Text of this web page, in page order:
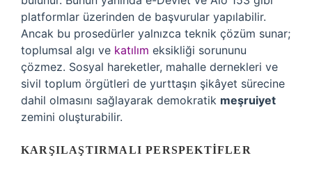
platformlar üzerinden de başvurular yapılabilir.
Ancak bu prosedürler yalnızca teknik çözüm sunar;
toplumsal algı ve katılım eksikliği sorununu
çözmez. Sosyal hareketler, mahalle dernekleri ve
sivil toplum örgütleri de yurttaşın şikâyet sürecine
dahil olmasını sağlayarak demokratik meşruiyet
zemini oluşturabilir.
KARŞILAŞTIRMALI PERSPEKTIFLER